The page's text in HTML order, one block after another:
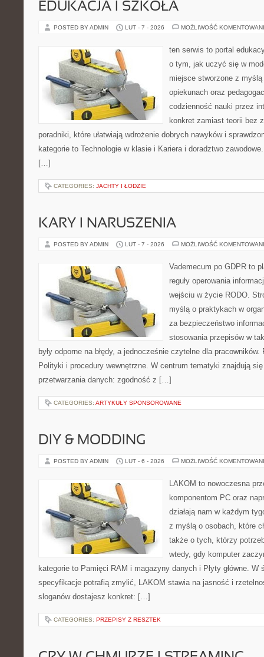
EDUKACJA I SZKOŁA
POSTED BY ADMIN LUT - 7 - 2026 MOŻLIWOŚĆ
ten serwis to portal
o tym, jak uczyć się w
miejsce stworzone z
opiekunach oraz
codzienność nauki przez
konkret zamiast teorii bez
poradniki, które ułatwiają wdrożenie dobrych nawyków i
kategorie to Technologie w klasie i Kariera i doradztwo
[…]
CATEGORIES: JACHTY I ŁODZIE
KARY I NARUSZENIA
POSTED BY ADMIN LUT - 7 - 2026 MOŻLIWOŚĆ
Vademecum po GDPR to
reguły operowania
wejściu w życie RODO.
myślą o praktykach w
za bezpieczeństwo
stosowania przepisów w
były odporne na błędy, a jednocześnie czytelne dla
Polityki i procedury wewnętrzne. W centrum tematyki znajdują się
przetwarzania danych: zgodność z […]
CATEGORIES: ARTYKUŁY SPONSOROWANE
DIY & MODDING
POSTED BY ADMIN LUT - 6 - 2026 MOŻLIWOŚĆ
LAKOM to nowoczesna
komponentom PC oraz
działają nam w każdym
z myślą o osobach, które
także o tych, którzy
wtedy, gdy komputer
kategorie to Pamięci RAM i magazyny danych i Płyty główne. W
specyfikacje potrafią zmylić, LAKOM stawia na jasność i
sloganów dostajesz konkret: […]
CATEGORIES: PRZEPISY Z RESZTEK